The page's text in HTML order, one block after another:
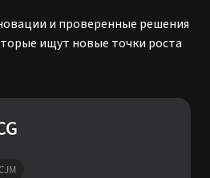
и проверенные решения
ищут новые точки роста